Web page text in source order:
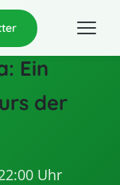
Ein
der
Uhr